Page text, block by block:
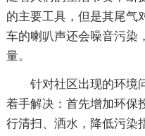
的主要工具，但是其尾气
车的喇叭声还会噪音污染
量。
针对社区出现的环境
着手解决：首先增加环保
行清扫、洒水，降低污染